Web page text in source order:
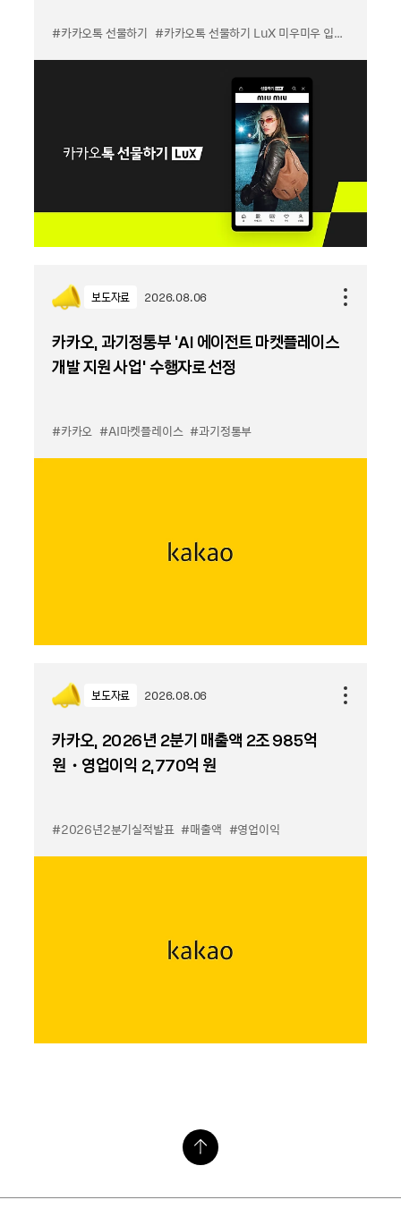
#카카오톡 선물하기 #카카오톡 선물하기 LuX 미우미우 입점
보도자료 2026.08.06
카카오, 과기정통부 ‘AI 에이전트 마켓플레이스
개발 지원 사업’ 수행자로 선정
#카카오 #AI마켓플레이스 #과기정통부
보도자료 2026.08.06
카카오, 2026년 2분기 매출액 2조 985억
원・영업이익 2,770억 원
#2026년2분기실적발표 #매출액 #영업이익